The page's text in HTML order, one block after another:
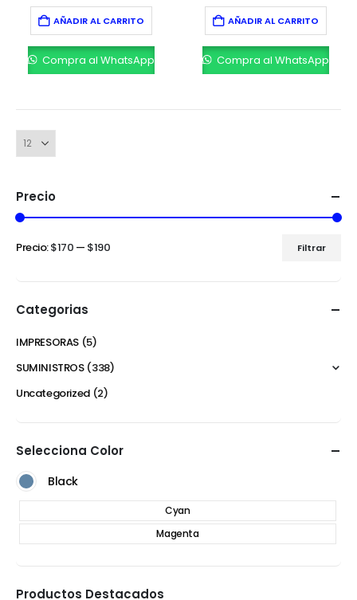
AÑADIR AL CARRITO
Compra al WhatsApp
AÑADIR AL CARRITO
Compra al WhatsApp
Precio
Filtrar
Precio:$170 — $190
Categorias
IMPRESORAS (5)
SUMINISTROS (338)
Uncategorized (2)
Selecciona Color
Black
Cyan
Magenta
Productos Destacados